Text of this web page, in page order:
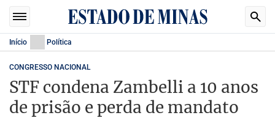
Início Política
CONGRESSO NACIONAL
STF condena Zambelli a 10 anos
de prisão e perda de mandato